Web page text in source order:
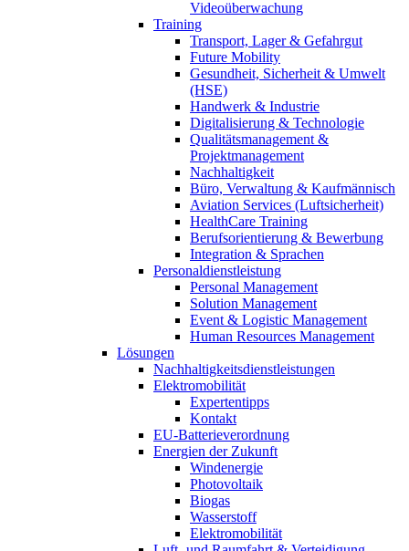
Videoüberwachung
Training
Transport, Lager & Gefahrgut
Future Mobility
Gesundheit, Sicherheit & Umwelt
(HSE)
Handwerk & Industrie
Digitalisierung & Technologie
Qualitätsmanagement &
Projektmanagement
Nachhaltigkeit
Büro, Verwaltung & Kaufmännisch
Aviation Services (Luftsicherheit)
HealthCare Training
Berufsorientierung & Bewerbung
Integration & Sprachen
Personaldienstleistung
Personal Management
Solution Management
Event & Logistic Management
Human Resources Management
Lösungen
Nachhaltigkeitsdienstleistungen
Elektromobilität
Expertentipps
Kontakt
EU-Batterieverordnung
Energien der Zukunft
Windenergie
Photovoltaik
Biogas
Wasserstoff
Elektromobilität